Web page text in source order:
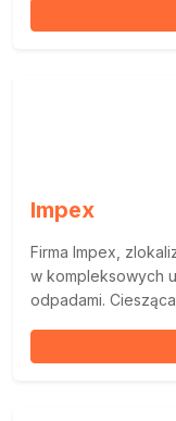
Impex
Firma Impex,
w kompleksowych
odpadami.